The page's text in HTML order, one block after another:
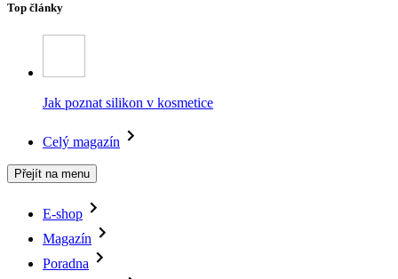
Top články
Jak poznat silikon v kosmetice
Celý magazín
Přejít na menu
E-shop
Magazín
Poradna